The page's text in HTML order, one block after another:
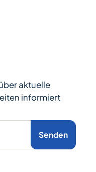
aktuelle
informiert
Senden